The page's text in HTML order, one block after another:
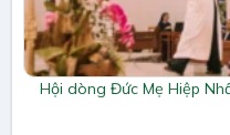
Hội dòng Đức Mẹ Hiệp